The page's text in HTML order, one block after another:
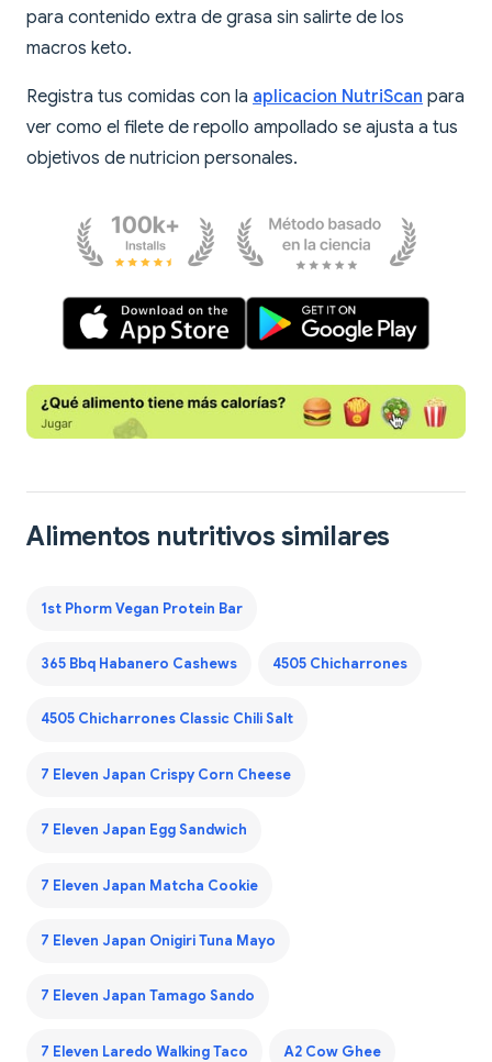
para contenido extra de grasa sin salirte de los
macros keto.
Registra tus comidas con la aplicacion NutriScan para
ver como el filete de repollo ampollado se ajusta a tus
objetivos de nutricion personales.
Alimentos nutritivos similares
1st Phorm Vegan Protein Bar
365 Bbq Habanero Cashews 4505 Chicharrones
4505 Chicharrones Classic Chili Salt
7 Eleven Japan Crispy Corn Cheese
7 Eleven Japan Egg Sandwich
7 Eleven Japan Matcha Cookie
7 Eleven Japan Onigiri Tuna Mayo
7 Eleven Japan Tamago Sando
7 Eleven Laredo Walking Taco A2 Cow Ghee